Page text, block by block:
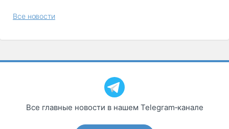
Все новости
Все главные новости в нашем Telegram‑канале